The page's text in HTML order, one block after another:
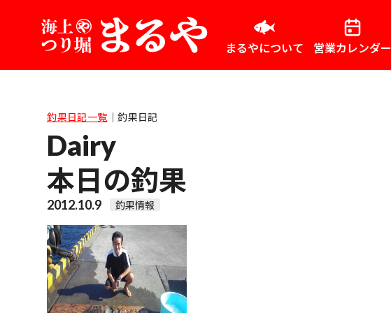
まるやについて 営業カレンダー
釣果日記一覧 ｜釣果日記
Dairy
本日の釣果
2012.10.9 釣果情報